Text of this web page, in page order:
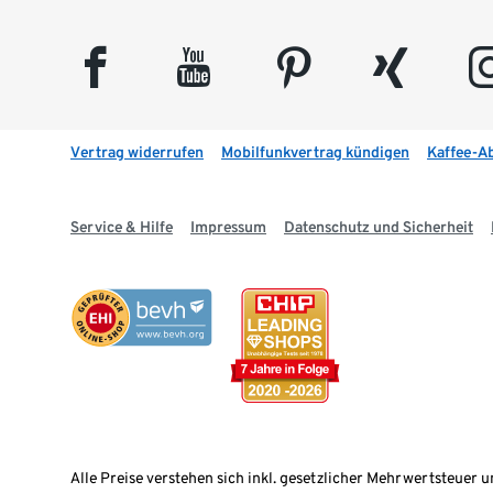
facebook youtube pinterest xing
Vertrag widerrufen Mobilfunkvertrag kündigen Kaffee-
Service & Hilfe Impressum Datenschutz und Sicherheit
Alle Preise verstehen sich inkl. gesetzlicher Mehrwertsteuer